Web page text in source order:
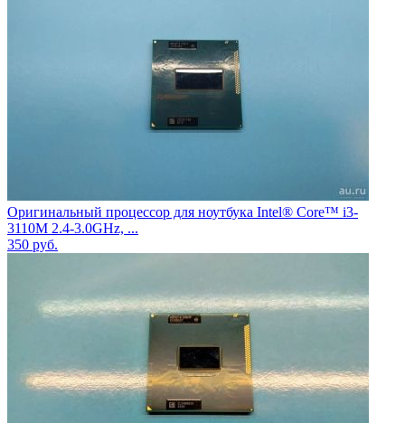
Оригинальный процессор для ноутбука Intel® Core™ i3-
3110M 2.4-3.0GHz, ...
350 руб.